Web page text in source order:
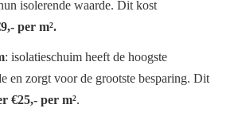
isolerende waarde. Dit kost
per m².
: isolatieschuim heeft de hoogste
en zorgt voor de grootste besparing. Dit
€25,- per m².